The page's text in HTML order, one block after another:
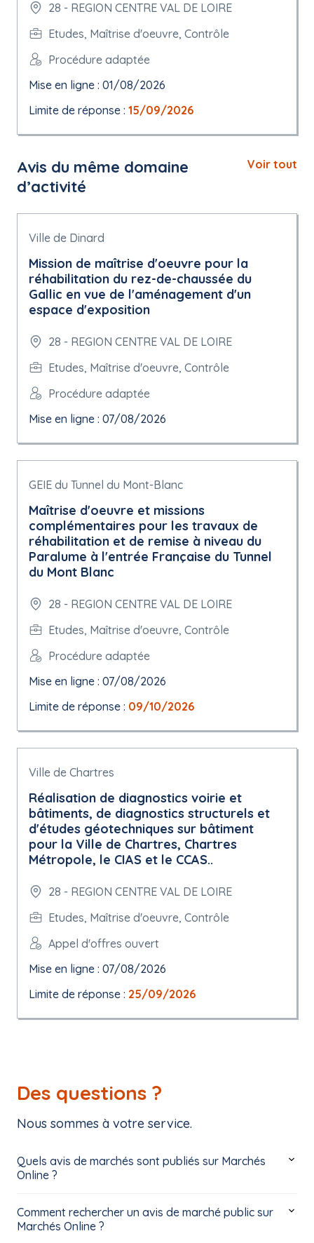
28 - REGION CENTRE VAL DE LOIRE
Etudes, Maîtrise d'oeuvre, Contrôle
Procédure adaptée
Mise en ligne : 01/08/2026
Limite de réponse : 15/09/2026
Avis du même domaine
d’activité
Voir tout
Ville de Dinard
Mission de maîtrise d'oeuvre pour la
réhabilitation du rez-de-chaussée du
Gallic en vue de l'aménagement d'un
espace d'exposition
28 - REGION CENTRE VAL DE LOIRE
Etudes, Maîtrise d'oeuvre, Contrôle
Procédure adaptée
Mise en ligne : 07/08/2026
GEIE du Tunnel du Mont-Blanc
Maîtrise d'oeuvre et missions
complémentaires pour les travaux de
réhabilitation et de remise à niveau du
Paralume à l'entrée Française du Tunnel
du Mont Blanc
28 - REGION CENTRE VAL DE LOIRE
Etudes, Maîtrise d'oeuvre, Contrôle
Procédure adaptée
Mise en ligne : 07/08/2026
Limite de réponse : 09/10/2026
Ville de Chartres
Réalisation de diagnostics voirie et
bâtiments, de diagnostics structurels et
d'études géotechniques sur bâtiment
pour la Ville de Chartres, Chartres
Métropole, le CIAS et le CCAS..
28 - REGION CENTRE VAL DE LOIRE
Etudes, Maîtrise d'oeuvre, Contrôle
Appel d'offres ouvert
Mise en ligne : 07/08/2026
Limite de réponse : 25/09/2026
Des questions ?
Nous sommes à votre service.
Quels avis de marchés sont publiés sur Marchés
Online ?
Comment rechercher un avis de marché public sur
Marchés Online ?